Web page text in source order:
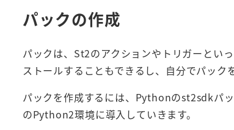
パックの作成
パックは、St2のアクションやトリガーとい
ストールすることもできるし、自分でパック
パックを作成するには、Pythonのst2sdkパ
のPython2環境に導入していきます。